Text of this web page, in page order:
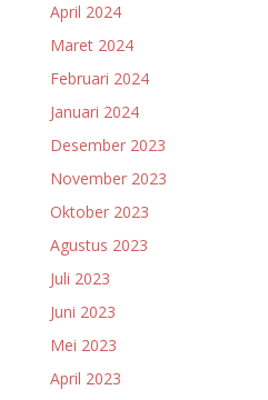
April 2024
Maret 2024
Februari 2024
Januari 2024
Desember 2023
November 2023
Oktober 2023
Agustus 2023
Juli 2023
Juni 2023
Mei 2023
April 2023